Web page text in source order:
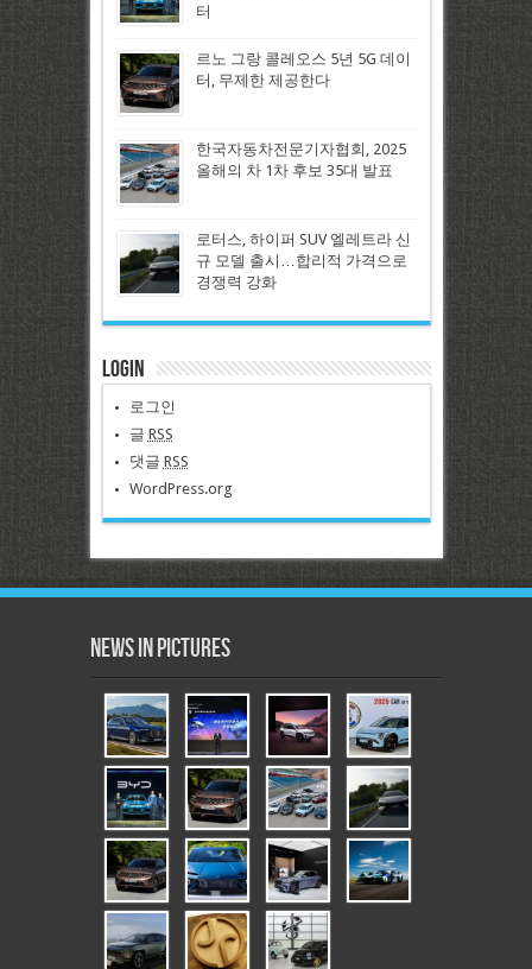
터
르노 그랑 콜레오스 5년 5G 데이
터, 무제한 제공한다
한국자동차전문기자협회, 2025
올해의 차 1차 후보 35대 발표
로터스, 하이퍼 SUV 엘레트라 신
규 모델 출시…합리적 가격으로
경쟁력 강화
Login
로그인
글 RSS
댓글 RSS
WordPress.org
News in Pictures